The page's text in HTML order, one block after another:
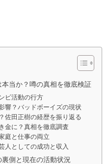
当か？噂の真相を徹底検証
ビ活動の行方
響？バッドボーイズの現状
佐田正樹の経歴を振り返る
金に？真相を徹底調査
庭と仕事の両立
人としての成功と収入
側と現在の活動状況